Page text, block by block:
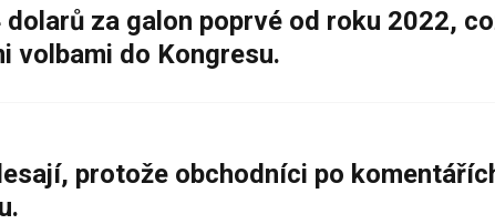
za galon poprvé od roku 2022,
volbami do Kongresu.
protože obchodníci po